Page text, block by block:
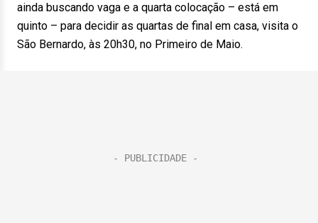
ainda buscando vaga e a quarta colocação – está em
quinto – para decidir as quartas de final em casa, visita o
São Bernardo, às 20h30, no Primeiro de Maio.